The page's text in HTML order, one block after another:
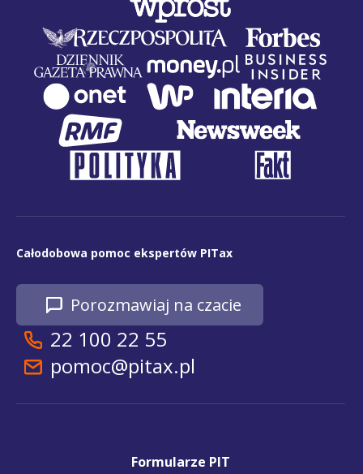
Całodobowa pomoc ekspertów PITax
Porozmawiaj na czacie
22 100 22 55
pomoc@pitax.pl
Formularze PIT